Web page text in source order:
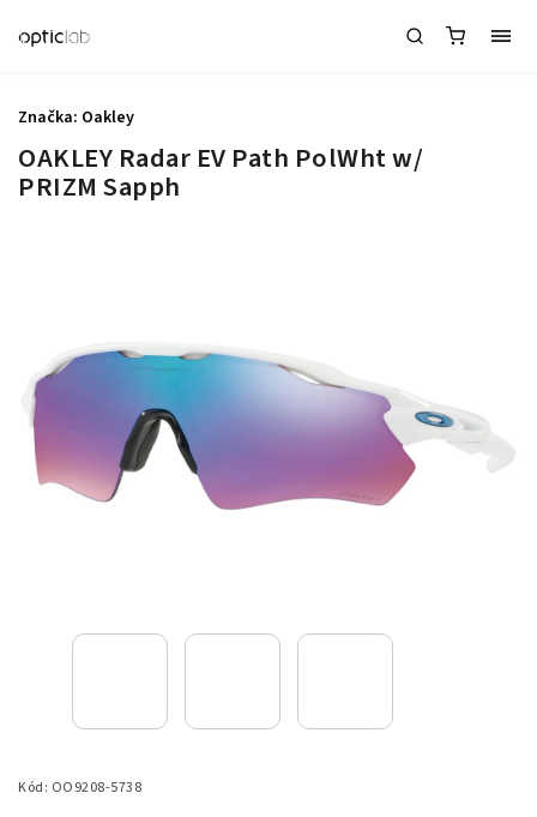
OAKLEY Radar EV Path PolWht w/
PRIZM Sapph
Kód: OO9208-5738
Značka: Oakley